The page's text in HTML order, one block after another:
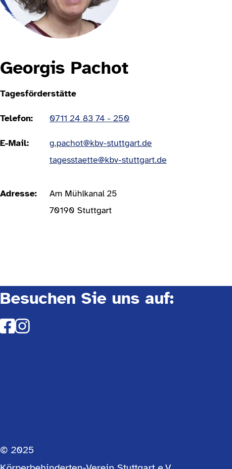
Georgis Pachot
Tagesförderstätte
Telefon 0711 24 83 74 - 250
E-Mail
g.pachot@kbv-stuttgart.de
tagesstaette@kbv-stuttgart.de
Adresse
Am Mühlkanal 25
70190 Stuttgart
Besuchen Sie uns auf:
© 2025